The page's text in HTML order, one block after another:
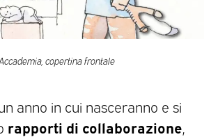
copertina frontale
anno in cui nasceranno e si
rapporti di collaborazione